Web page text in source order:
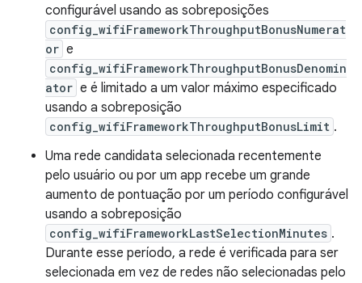
configurável usando as sobreposições
config_wifiFrameworkThroughputBonusNumerat
or e
config_wifiFrameworkThroughputBonusDenomin
ator e é limitado a um valor máximo especificado
usando a sobreposição
config_wifiFrameworkThroughputBonusLimit .
Uma rede candidata selecionada recentemente
pelo usuário ou por um app recebe um grande
aumento de pontuação por um período configurável
usando a sobreposição
config_wifiFrameworkLastSelectionMinutes .
Durante esse período, a rede é verificada para ser
selecionada em vez de redes não selecionadas pelo